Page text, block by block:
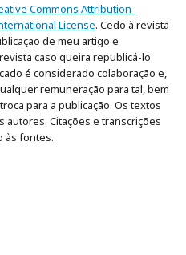
Commons Attribution-
License. Cedo à revista
de meu artigo e
caso queira republicá-lo
é considerado colaboração e,
remuneração para tal, bem
para a publicação. Os textos
Citações e transcrições
às fontes.